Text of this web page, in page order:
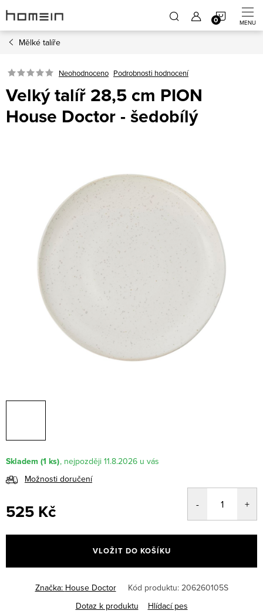
na
obsah
Mělké talíře
Neohodnoceno Podrobnosti hodnocení
Velký talíř 28,5 cm PION
House Doctor - šedobílý
Skladem (1 ks)
11.8.2026
Možnosti doručení
525 Kč
cena:
VLOŽIT DO KOŠÍKU
Značka: House Doctor Kód produktu: 206260105S
Dotaz k produktu
Hlídací pes